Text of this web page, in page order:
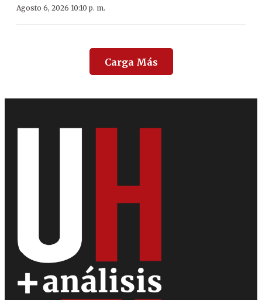
Agosto 6, 2026 10:10 p. m.
Carga Más